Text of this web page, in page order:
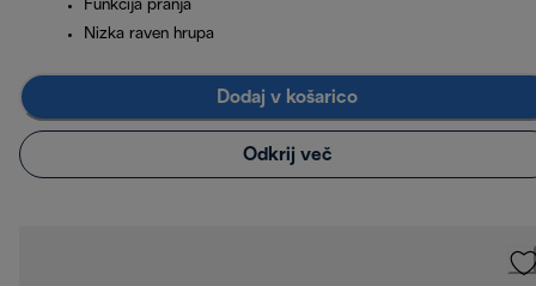
Funkcija pranja
Nizka raven hrupa
Dodaj v košarico
Odkrij več